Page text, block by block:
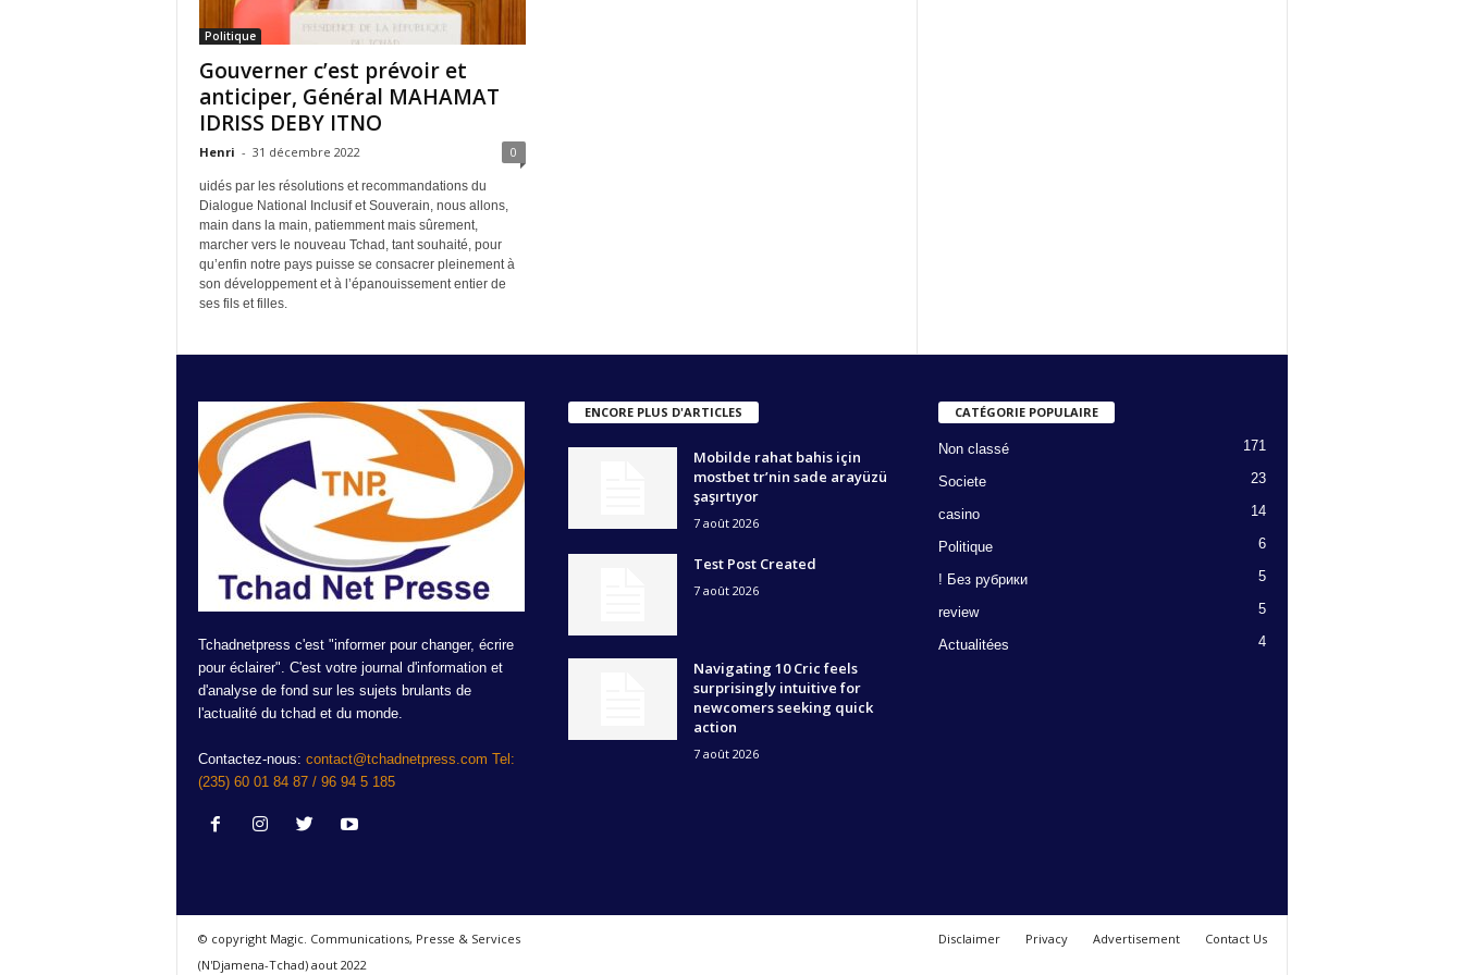
Politique
Gouverner c’est prévoir et
anticiper, Général MAHAMAT
IDRISS DEBY ITNO
Henri - 31 décembre 2022 0
uidés par les résolutions et recommandations du
Dialogue National Inclusif et Souverain, nous allons,
main dans la main, patiemment mais sûrement,
marcher vers le nouveau Tchad, tant souhaité, pour
qu’enfin notre pays puisse se consacrer pleinement à
son développement et à l’épanouissement entier de
ses fils et filles.
Tchadnetpress c'est "informer pour changer, écrire
pour éclairer". C'est votre journal d'information et
d'analyse de fond sur les sujets brulants de
l'actualité du tchad et du monde.
Contactez-nous: contact@tchadnetpress.com Tel:
(235) 60 01 84 87 / 96 94 5 185
ENCORE PLUS D'ARTICLES
Mobilde rahat bahis için
mostbet tr’nin sade arayüzü
şaşırtıyor
7 août 2026
Test Post Created
7 août 2026
Navigating 10 Cric feels
surprisingly intuitive for
newcomers seeking quick
action
7 août 2026
CATÉGORIE POPULAIRE
Non classé 171
Societe 23
casino 14
Politique 6
! Без рубрики 5
review 5
Actualitées 4
Disclaimer Privacy Advertisement Contact Us
© copyright Magic. Communications, Presse & Services
(N'Djamena-Tchad) aout 2022